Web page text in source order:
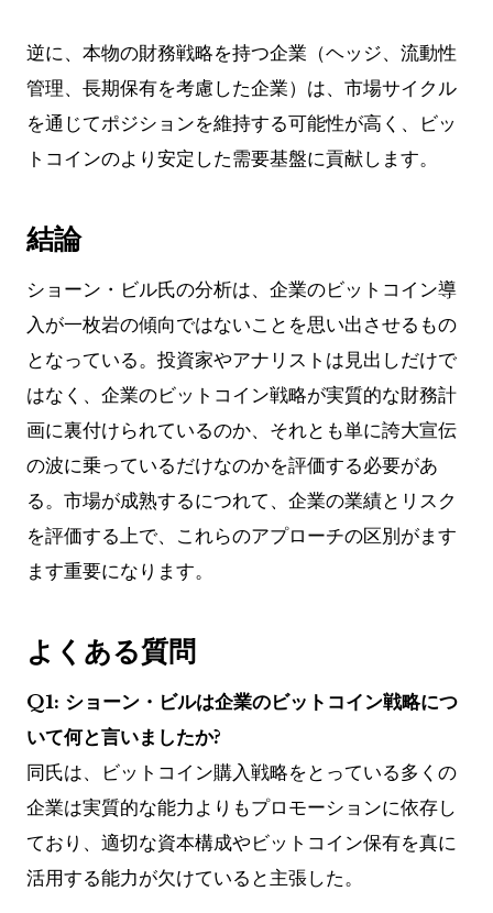
逆に、本物の財務戦略を持つ企業（ヘッジ、流動性
管理、長期保有を考慮した企業）は、市場サイクル
を通じてポジションを維持する可能性が高く、ビッ
トコインのより安定した需要基盤に貢献します。
結論
ショーン・ビル氏の分析は、企業のビットコイン導
入が一枚岩の傾向ではないことを思い出させるもの
となっている。投資家やアナリストは見出しだけで
はなく、企業のビットコイン戦略が実質的な財務計
画に裏付けられているのか、それとも単に誇大宣伝
の波に乗っているだけなのかを評価する必要があ
る。市場が成熟するにつれて、企業の業績とリスク
を評価する上で、これらのアプローチの区別がます
ます重要になります。
よくある質問
Q1: ショーン・ビルは企業のビットコイン戦略につ
いて何と言いましたか?
同氏は、ビットコイン購入戦略をとっている多くの
企業は実質的な能力よりもプロモーションに依存し
ており、適切な資本構成やビットコイン保有を真に
活用する能力が欠けていると主張した。